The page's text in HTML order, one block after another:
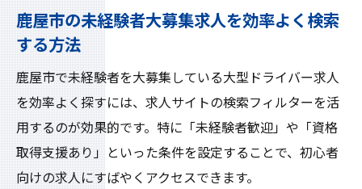
鹿屋市の未経験者大募集求人を効率よく検索
する方法
鹿屋市で未経験者を大募集している大型ドライバー求人
を効率よく探すには、求人サイトの検索フィルターを活
用するのが効果的です。特に「未経験者歓迎」や「資格
取得支援あり」といった条件を設定することで、初心者
向けの求人にすばやくアクセスできます。